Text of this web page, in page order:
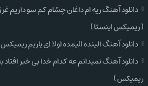
دانلود آهنگ ریه ام داغان چشام کم سو داریم
( ریمیکس اینستا )
دانلود آهنگ الینده الیمده اولا ای یاریم
دانلود آهنگ نمیدانم عه کدام خدا بی خبر افتاد
ریمیکس )